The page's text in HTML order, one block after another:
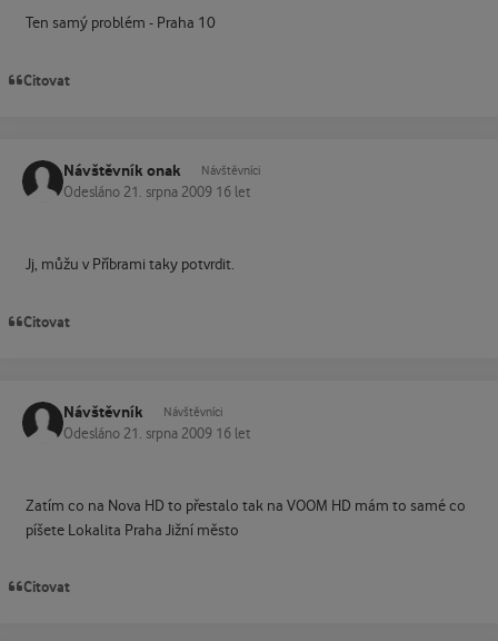
Ten samý problém - Praha 10
Citovat
Návštěvník onak Návštěvníci
Odesláno 21. srpna 2009 16 let
Jj, můžu v Příbrami taky potvrdit.
Citovat
Návštěvník Návštěvníci
Odesláno 21. srpna 2009 16 let
Zatím co na Nova HD to přestalo tak na VOOM HD mám to samé co
píšete Lokalita Praha Jižní město
Citovat